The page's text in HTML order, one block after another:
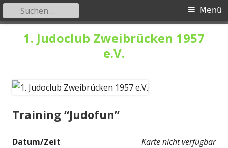
1. Judoclub Zweibrücken 1957
e.V.
Primäres
Menü
Menü
Suchen
nach:
Training “Judofun”
Karte nicht verfügbar
Datum/Zeit